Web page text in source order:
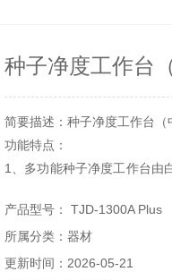
种子净度工作台
简要描述：种子净度工作台
功能特点：
1、多功能种子净度工作台由
产品型号： TJD-1300A Plus
所属分类：器材
更新时间：2026-05-21